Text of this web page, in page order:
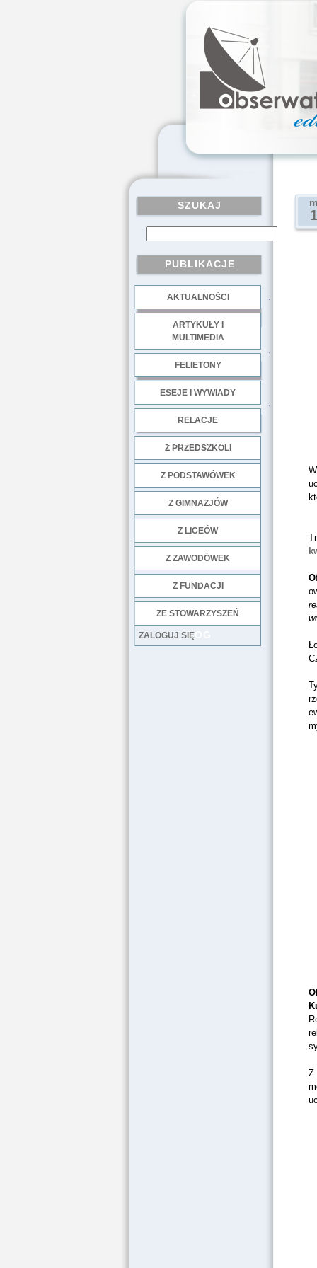
SZUKAJ
PUBLIKACJE
AKTUALNOŚCI
ARTYKUŁY I
MULTIMEDIA
FELIETONY
ESEJE I WYWIADY
RELACJE
Z PRZEDSZKOLI
Z PODSTAWÓWEK
Z GIMNAZJÓW
Z LICEÓW
Z ZAWODÓWEK
Z FUNDACJI
ZE STOWARZYSZEŃ
LOG
ZALOGUJ SIĘ
Z